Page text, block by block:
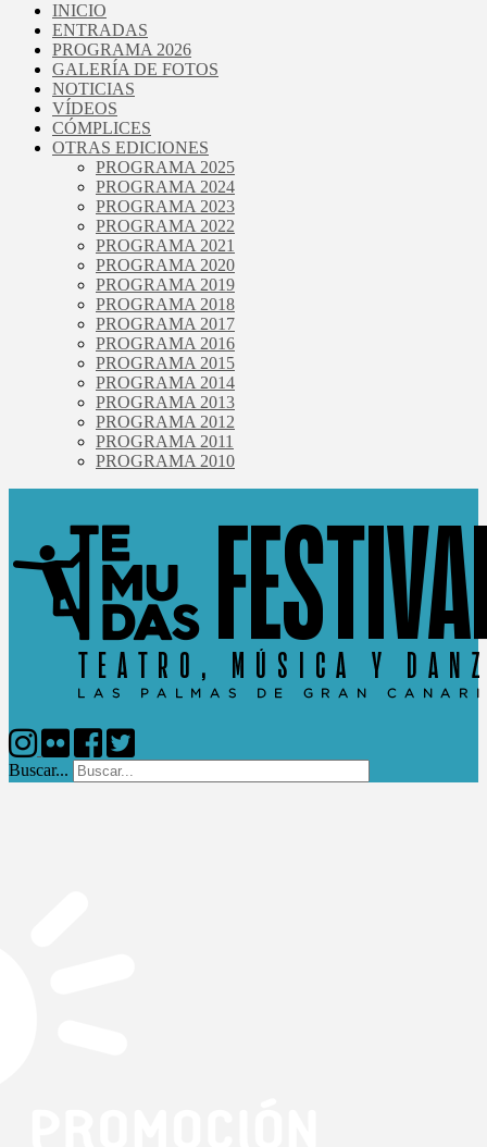
INICIO
ENTRADAS
PROGRAMA 2026
GALERÍA DE FOTOS
NOTICIAS
VÍDEOS
CÓMPLICES
OTRAS EDICIONES
PROGRAMA 2025
PROGRAMA 2024
PROGRAMA 2023
PROGRAMA 2022
PROGRAMA 2021
PROGRAMA 2020
PROGRAMA 2019
PROGRAMA 2018
PROGRAMA 2017
PROGRAMA 2016
PROGRAMA 2015
PROGRAMA 2014
PROGRAMA 2013
PROGRAMA 2012
PROGRAMA 2011
PROGRAMA 2010
Buscar...